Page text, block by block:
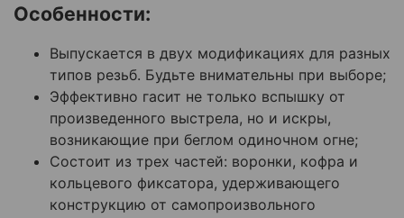
Особенности:
Выпускается в двух модификациях для разных
типов резьб. Будьте внимательны при выборе;
Эффективно гасит не только вспышку от
произведенного выстрела, но и искры,
возникающие при беглом одиночном огне;
Состоит из трех частей: воронки, кофра и
кольцевого фиксатора, удерживающего
конструкцию от самопроизвольного